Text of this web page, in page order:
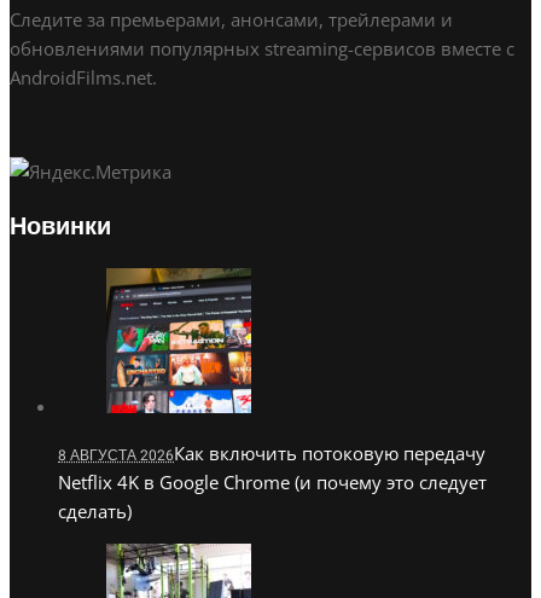
Следите за премьерами, анонсами, трейлерами и
обновлениями популярных streaming-сервисов вместе с
AndroidFilms.net.
Новинки
8 АВГУСТА 2026Как включить потоковую передачу
Netflix 4K в Google Chrome (и почему это следует
сделать)